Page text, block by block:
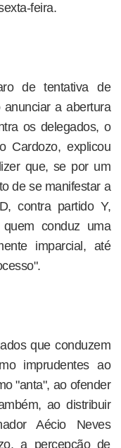
feira.
de tentativa de
a abertura
os delegados, o
Cardozo, explicou
que, se por um
de se manifestar a
contra partido Y,
conduz uma
imparcial, até
que conduzem
imprudentes ao
"anta", ao ofender
ao distribuir
Aécio Neves
a percepção de